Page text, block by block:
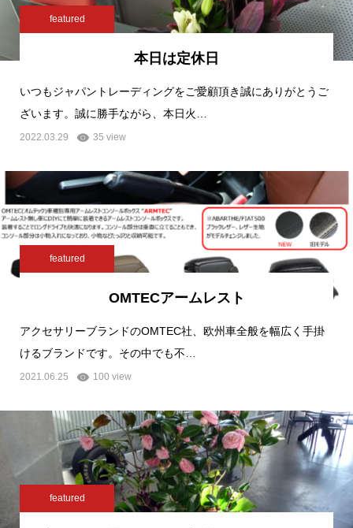
featured
本日は定休日
いつもジャパントレーディングをご愛顧頂き誠にありがとうご
ざいます。誠に勝手ながら、本日火…
2022.03.29 35 view
featured
OMTECアームレスト
アクセサリーブランドのOMTEC社、欧州車全般を幅広く手掛
けるブランドです。その中でも不…
2021.06.25 100 view
featured